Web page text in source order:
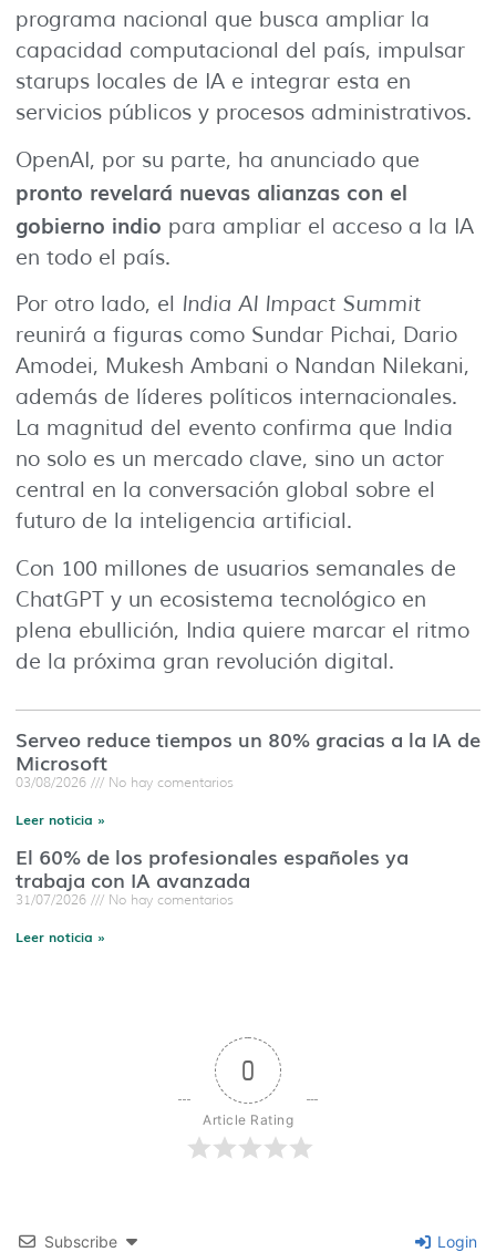
programa nacional que busca ampliar la
capacidad computacional del país, impulsar
starups locales de IA e integrar esta en
servicios públicos y procesos administrativos.
OpenAI, por su parte, ha anunciado que
pronto revelará nuevas alianzas con el
gobierno indio para ampliar el acceso a la IA
en todo el país.
Por otro lado, el India AI Impact Summit
reunirá a figuras como Sundar Pichai, Dario
Amodei, Mukesh Ambani o Nandan Nilekani,
además de líderes políticos internacionales.
La magnitud del evento confirma que India
no solo es un mercado clave, sino un actor
central en la conversación global sobre el
futuro de la inteligencia artificial.
Con 100 millones de usuarios semanales de
ChatGPT y un ecosistema tecnológico en
plena ebullición, India quiere marcar el ritmo
de la próxima gran revolución digital.
Serveo reduce tiempos un 80% gracias a la IA de
Microsoft
03/08/2026 No hay comentarios
Leer noticia »
El 60% de los profesionales españoles ya
trabaja con IA avanzada
31/07/2026 No hay comentarios
Leer noticia »
0
Article Rating
Subscribe Login